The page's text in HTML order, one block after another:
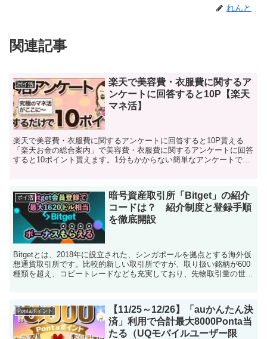
れんと
関連記事
ポイ活
楽天で美容費・衣服費に関するア
ンケートに回答すると10P【楽天
マネ活】
楽天で美容費・衣服費に関するアンケートに回答すると10P貰える
「楽天お金の総合案内」で美容費・衣服費に関するアンケートに回答
すると10ポイント貰えます。1分もかからない簡単なアンケートで、
ポイ活
暗号資産取引所「Bitget」の紹介
コードは？ 紹介制度と登録手順
を徹底開設
Bitgetとは、2018年に設立された、シンガポールを拠点とする海外仮
想通貨取引所です。比較的新しい取引所ですが、取り扱い銘柄が600
種類を超え、コピートレードなども充実しており、先物取引量の世界
Pontaポイント
【11/25～12/26】「auかんたん決
済」利用で合計最大8000Ponta当
たる（UQモバイルユーザー限